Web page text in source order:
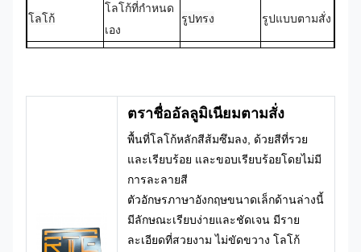
โลโก้
โลโก้ที่กําหนด
เอง
รูปทรง รูปแบบตามสั่ง
เป็นต้น
ตราชื่ออัลลูมิเนียมตามสั่ง
พื้นที่โลโก้หลักสีส้มซึมลง, ด้วยสีที่รวย
และเรียบร้อย และขอบเรียบร้อยโดยไม่มี
การละลายสี
ตัวอักษรภาษาอังกฤษขนาดเล็กด้านล่างนี้
มีลักษณะเรียบง่ายและชัดเจน มีราย
ละเอียดที่สวยงาม ไม่ขัดขวาง โลโก้